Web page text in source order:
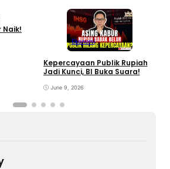
Naik!
Ekonomi
Kepercayaan Publik Rupiah
Jadi Kunci, BI Buka Suara!
June 9, 2026